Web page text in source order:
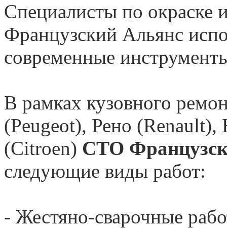
Специалисты по
Французский Альянс
современные
В рамках кузовного
(Peugeot), Рено (Renault),
(Citroen) СТО
следующие виды работ:
- Жестяно-сварочные